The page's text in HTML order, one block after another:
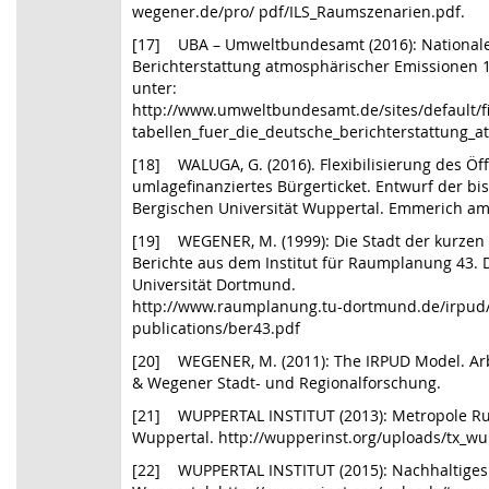
wegener.de/pro/ pdf/ILS_Raumszenarien.pdf.
[17] UBA – Umweltbundesamt (2016):
Berichterstattung atmosphärischer Emissionen
unter:
http://www.umweltbundesamt.de/sites/
[18] WALUGA, G. (2016). Flexibilisierung des
umlagefinanziertes Bürgerticket. Entwurf der
Bergischen Universität Wuppertal. Emmerich
[19] WEGENER, M. (1999): Die Stadt der
Berichte aus dem Institut für Raumplanung
Universität Dortmund.
http://www.raumplanung.tu-dortmund.de/
publications/ber43.pdf
[20] WEGENER, M. (2011): The IRPUD Model.
& Wegener Stadt- und Regionalforschung.
[21] WUPPERTAL INSTITUT (2013): Metropole
Wuppertal. http://wupperinst.org/uploads/
[22] WUPPERTAL INSTITUT (2015):